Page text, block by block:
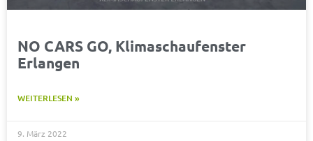
NO CARS GO, Klimaschaufenster
Erlangen
WEITERLESEN »
9. März 2022